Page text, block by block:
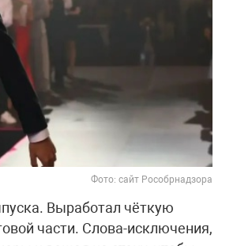
Фото: сайт Рособрнадзора
Выработал чёткую
части. Слова-исключения,